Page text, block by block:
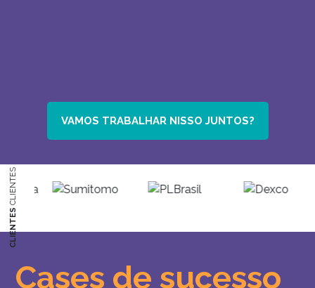
VAMOS TRABALHAR NISSO JUNTOS?
CLIENTES
CLIENTES
Cases de sucesso